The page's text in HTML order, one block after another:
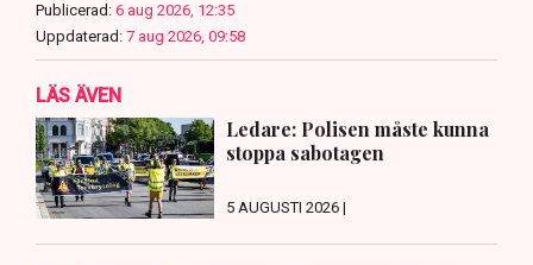
Publicerad: 6 aug 2026, 12:35
Uppdaterad: 7 aug 2026, 09:58
LÄS ÄVEN
Ledare: Polisen måste kunna
stoppa sabotagen
5 AUGUSTI 2026 |